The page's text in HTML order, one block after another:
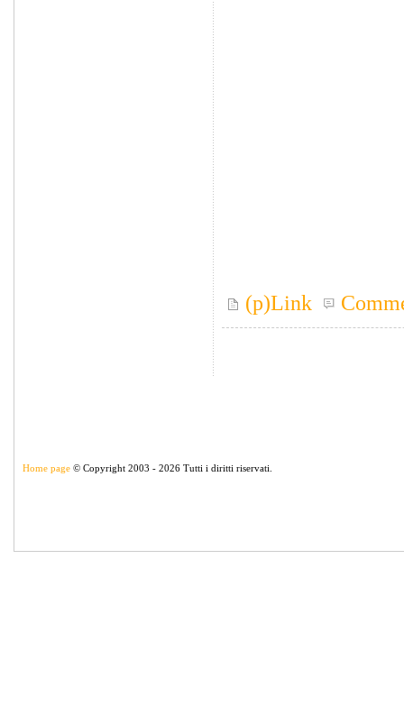
(p)Link
Home page © Copyright 2003 - 2026 Tutti i diritti riservati.